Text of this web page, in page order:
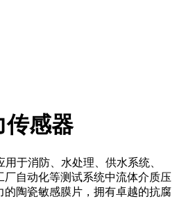
传感器
于消防、水处理、供水系统、
自动化等测试系统中流体介质压
的陶瓷敏感膜片，拥有卓越的抗腐